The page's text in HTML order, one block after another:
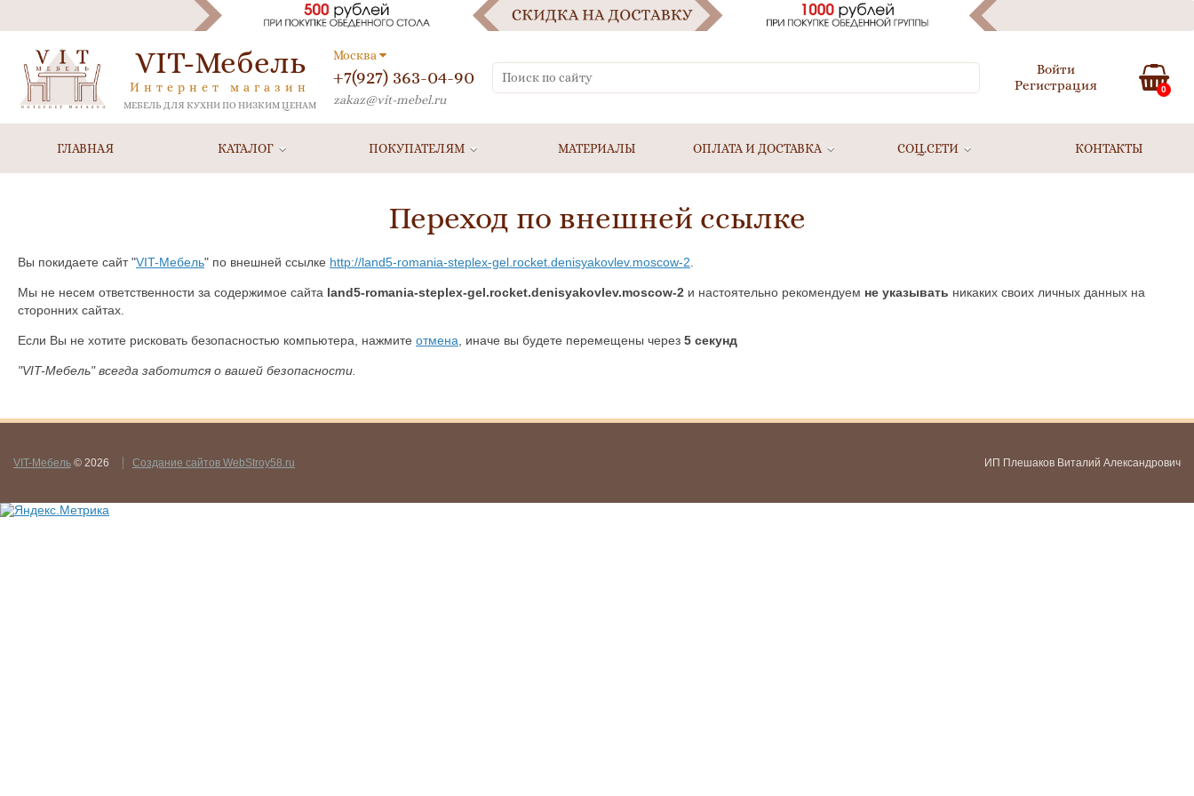
VIT-Мебель
Интернет магазин
МЕБЕЛЬ ДЛЯ КУХНИ ПО НИЗКИМ ЦЕНАМ
Москва
+7(927) 363-04-90
zakaz@vit-mebel.ru
Войти
Регистрация
0
ГЛАВНАЯ КАТАЛОГ ПОКУПАТЕЛЯМ МАТЕРИАЛЫ ОПЛАТА И ДОСТАВКА СОЦ.СЕТИ КОНТАКТЫ
Переход по внешней ссылке
Вы покидаете сайт "VIT-Мебель" по внешней ссылке http://land5-romania-steplex-gel.rocket.denisyakovlev.moscow-2
Мы не несем ответственности за содержимое сайта land5-romania-steplex-gel.rocket.denisyakovlev.moscow-2 и настоятельно рекомендуем не указывать никаких своих личных данных на
сторонних сайтах.
Если Вы не хотите рисковать безопасностью компьютера, нажмите отмена , иначе вы будете перемещены через 5 секунд
"VIT-Мебель" всегда заботится о вашей безопасности.
VIT-Мебель © 2026 Создание сайтов WebStroy58.ru ИП Плешаков Виталий Александрович